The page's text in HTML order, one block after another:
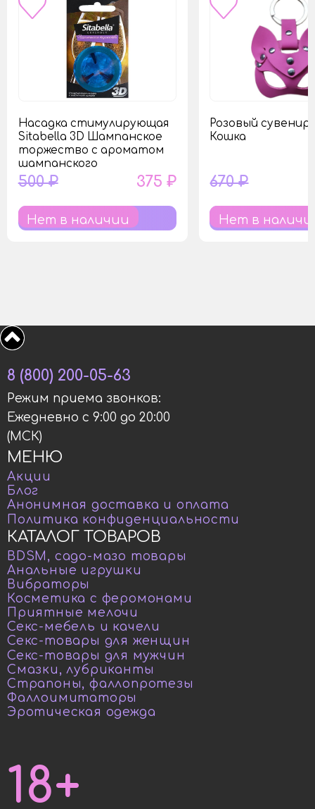
Насадка стимулирующая
Sitabella 3D Шампанское
торжество с ароматом
шампанского
500 ₽ 375 ₽
Нет в наличии
Розовый
Кошка
670 ₽
Нет в
КАТАЛОГ ТОВАРОВ
BDSM, садо-мазо товары
Анальные игрушки
Вибраторы
Косметика с феромонами
Приятные мелочи
Секс-мебель и качели
Секс-товары для женщин
Секс-товары для мужчин
Смазки, лубриканты
Страпоны, фаллопротезы
Фаллоимитаторы
Эротическая одежда
МЕНЮ
Акции
Блог
Анонимная доставка и оплата
Политика конфиденциальности
8 (800) 200-05-63
Режим приема звонков:
Ежедневно с 9:00 до 20:00
(МСК)
18+